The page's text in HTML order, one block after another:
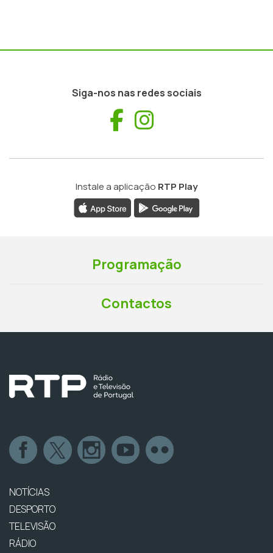
Siga-nos nas redes sociais
Facebook
Instale a aplicação RTP Play
Programação
Contactos
NOTÍCIAS
DESPORTO
TELEVISÃO
RÁDIO